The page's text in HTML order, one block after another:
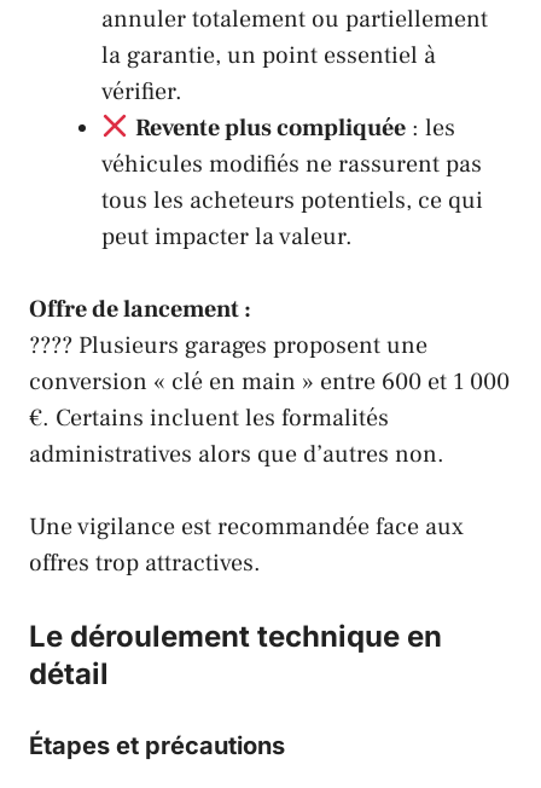
annuler totalement ou partiellement
la garantie, un point essentiel à
vérifier.
Revente plus compliquée: les
véhicules modifiés ne rassurent pas
tous les acheteurs potentiels, ce qui
peut impacter la valeur.
Offre de lancement :
???? Plusieurs garages proposent une
conversion « clé en main » entre 600 et 1 000
€. Certains incluent les formalités
administratives alors que d’autres non.
Une vigilance est recommandée face aux
offres trop attractives.
Le déroulement technique en
détail
Étapes et précautions